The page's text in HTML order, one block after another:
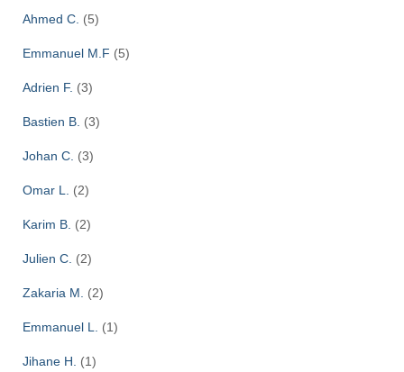
Ahmed C. (5)
Emmanuel M.F (5)
Adrien F. (3)
Bastien B. (3)
Johan C. (3)
Omar L. (2)
Karim B. (2)
Julien C. (2)
Zakaria M. (2)
Emmanuel L. (1)
Jihane H. (1)